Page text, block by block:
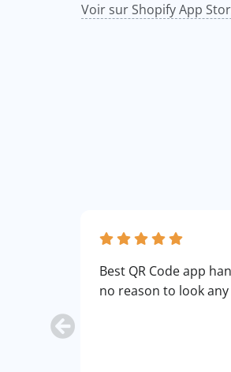
Voir sur Shopify App
Best QR Code app
no reason to look